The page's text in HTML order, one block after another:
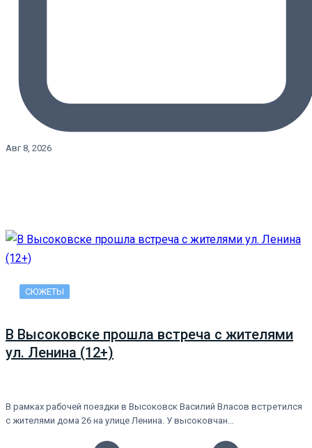
Авг 8, 2026
СЮЖЕТЫ
В Высоковске прошла встреча с жителями
ул. Ленина (12+)
В рамках рабочей поездки в Высоковск Василий Власов встретился
с жителями дома 26 на улице Ленина. У высоковчан…